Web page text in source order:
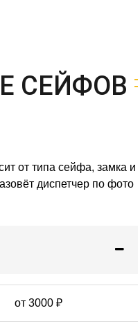
СЕЙФОВ
от типа сейфа, замка и
диспетчер по фото
от 3000 ₽